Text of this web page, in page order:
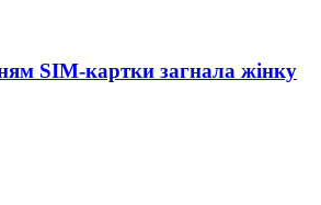
SIM-картки загнала жінку